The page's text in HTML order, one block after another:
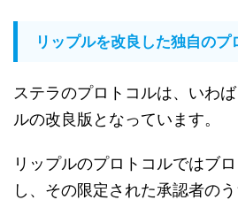
リップルを改良した独自のプ
ステラのプロトコルは、いわ
ルの改良版となっています。
リップルのプロトコルではブ
し、その限定された承認者の